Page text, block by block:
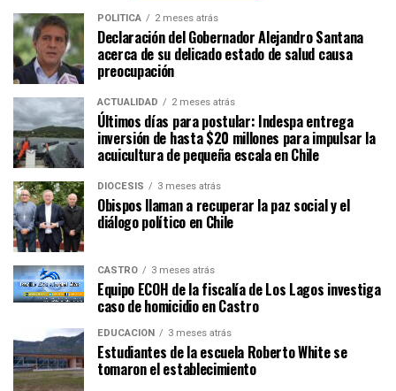
POLÍTICA 2 meses atrás
Declaración del Gobernador Alejandro Santana
acerca de su delicado estado de salud causa
preocupación
ACTUALIDAD 2 meses atrás
Últimos días para postular: Indespa entrega
inversión de hasta $20 millones para impulsar la
acuicultura de pequeña escala en Chile
DIÓCESIS 3 meses atrás
Obispos llaman a recuperar la paz social y el
diálogo político en Chile
CASTRO 3 meses atrás
Equipo ECOH de la fiscalía de Los Lagos investiga
caso de homicidio en Castro
EDUCACIÓN 3 meses atrás
Estudiantes de la escuela Roberto White se
tomaron el establecimiento